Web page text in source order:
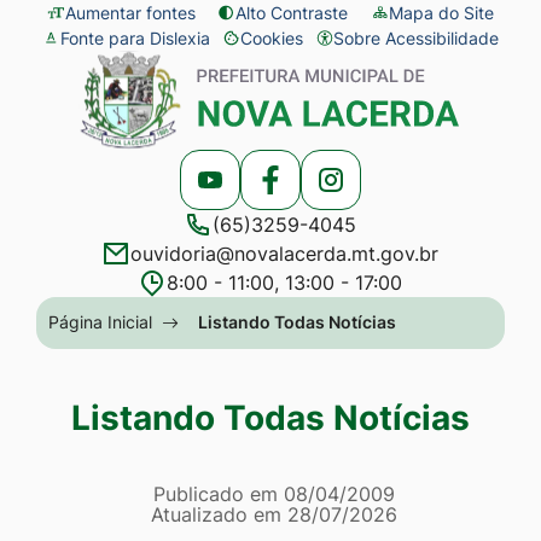
Seção
de
atalhos
acessibilidade
Ir
para
conteúdo
menu
[alt+2]
para
Aumentar fontes Alto Contraste
Mapa do Site
Fonte para Dislexia
Cookies
Abrir
preferências
de
cookies
Sobre Acessibilidade
Seção
menu
Acessar
a
Rede
Social
Acessar
a
Rede
Social
Acessar
a
Rede
Social
(65)3259-4045
ouvidoria@novalacerda.mt.gov.br
8:00 - 11:00, 13:00 - 17:00
Seção
do
principal
Página Inicial Listando Todas Notícias
Listando Todas Notícias
Página Listando Todas
Informações
Publicado em 08/04/2009
Atualizado em 28/07/2026